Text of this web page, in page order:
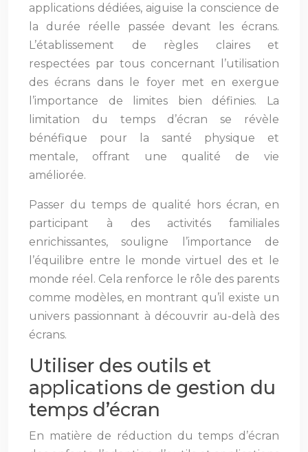
applications dédiées, aiguise la conscience de
la durée réelle passée devant les écrans.
L’établissement de règles claires et
respectées par tous concernant l’utilisation
des écrans dans le foyer met en exergue
l’importance de limites bien définies. La
limitation du temps d’écran se révèle
bénéfique pour la santé physique et
mentale, offrant une qualité de vie
améliorée.
Passer du temps de qualité hors écran, en
participant à des activités familiales
enrichissantes, souligne l’importance de
l’équilibre entre le monde virtuel des et le
monde réel. Cela renforce le rôle des parents
comme modèles, en montrant qu’il existe un
univers passionnant à découvrir au-delà des
écrans.
Utiliser des outils et
applications de gestion du
temps d’écran
En matière de réduction du temps d’écran